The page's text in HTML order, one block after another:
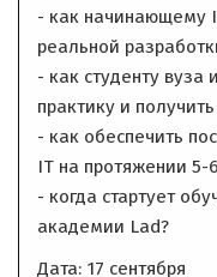
- как начинающему
реальной
- как студенту
практику и
- как обеспечить
IT на протяжении 5-
- когда стартует
академии Lad?
Дата: 17 сентября